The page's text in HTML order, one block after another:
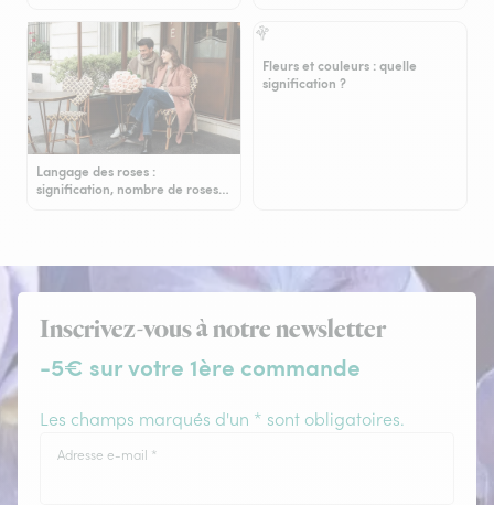
Langage des roses :
signification, nombre de roses…
Fleurs et couleurs : quelle
signification ?
Inscrivez-vous à notre newsletter
-5€ sur votre 1ère commande
Les champs marqués d'un * sont obligatoires.
Adresse e-mail *